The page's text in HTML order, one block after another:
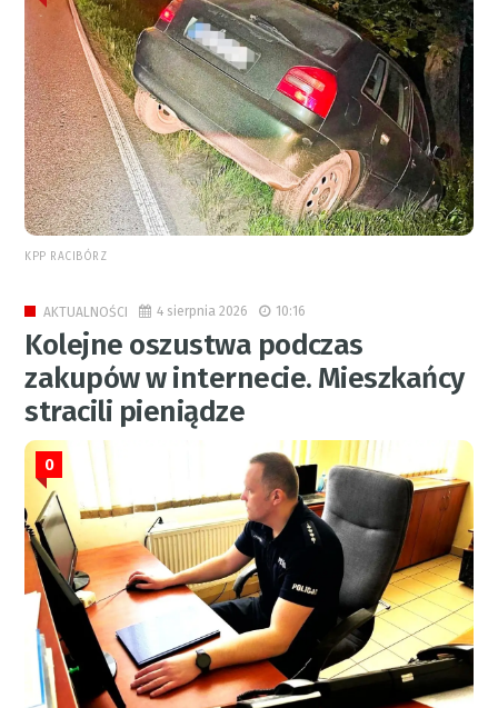
KPP RACIBÓRZ
AKTUALNOŚCI 4 sierpnia 2026 10:16
Kolejne oszustwa podczas
zakupów w internecie. Mieszkańcy
stracili pieniądze
0